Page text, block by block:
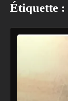
Étiquette :